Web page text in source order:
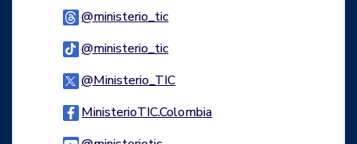
@ministerio_ticLogo Threads
@ministerio_ticLogo Tiktok
@Ministerio_TICLogo Twitter
MinisterioTIC.ColombiaLogo Facebook